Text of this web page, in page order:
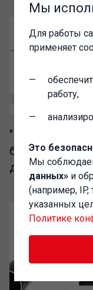
"1C-
базе
для IT-
Мы
Для работы
применяет
работу,
Это
Мы
данных» и
(например, IP,
указанных
Политике